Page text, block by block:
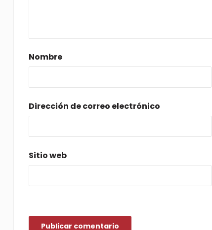
Nombre
Dirección de correo electrónico
Sitio web